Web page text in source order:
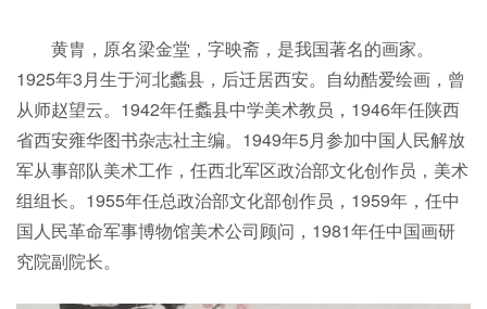
黄胄，原名梁金堂，字映斋，是我国著名的画家。
1925年3月生于河北蠡县，后迁居西安。自幼酷爱绘画，曾
从师赵望云。1942年任蠡县中学美术教员，1946年任陕西
省西安雍华图书杂志社主编。1949年5月参加中国人民解放
军从事部队美术工作，任西北军区政治部文化创作员，美术
组组长。1955年任总政治部文化部创作员，1959年，任中
国人民革命军事博物馆美术公司顾问，1981年任中国画研
究院副院长。